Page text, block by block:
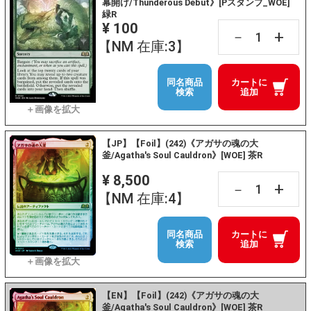
幕開け/Thunderous Debut》[Pスタンプ_WOE]
緑R
¥ 100
【NM 在庫:3】
－ +
カートに
追加
同名商品
検索
【JP】【Foil】(242)《アガサの魂の大
釜/Agatha's Soul Cauldron》[WOE] 茶R
¥ 8,500
【NM 在庫:4】
－ +
カートに
追加
同名商品
検索
【EN】【Foil】(242)《アガサの魂の大
釜/Agatha's Soul Cauldron》[WOE] 茶R